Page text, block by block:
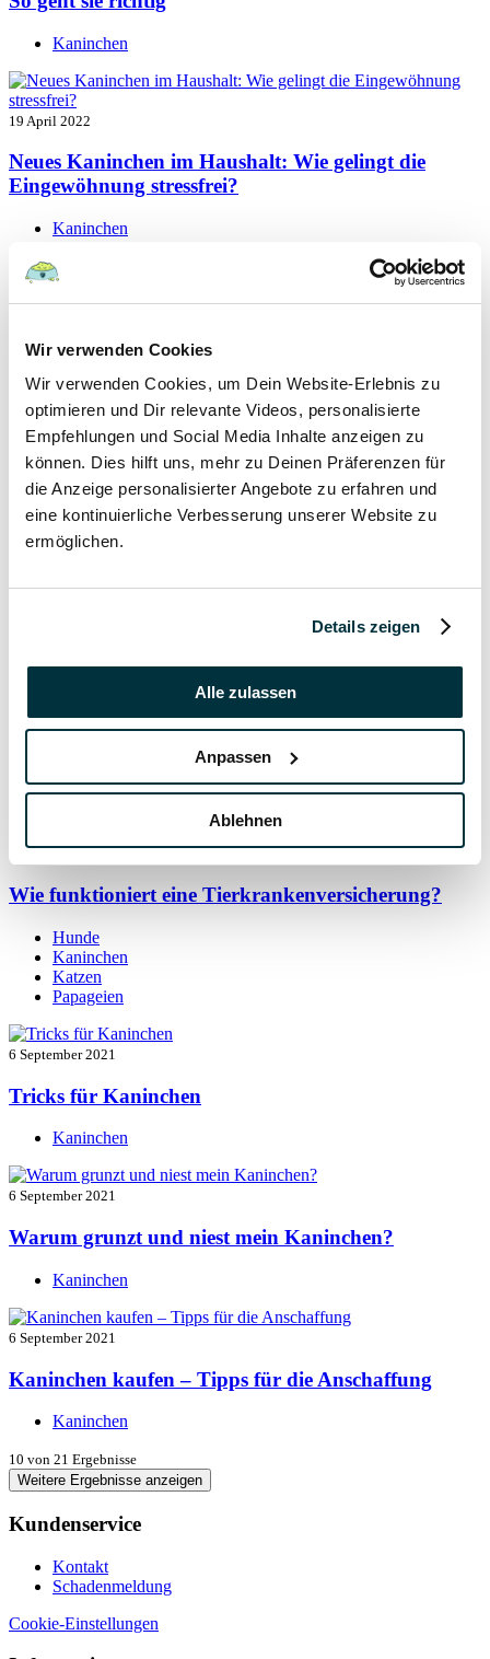
Wir verwenden Cookies
Wir verwenden Cookies, um Dein Website-Erlebnis zu
optimieren und Dir relevante Videos, personalisierte
Empfehlungen und Social Media Inhalte anzeigen zu
können. Dies hilft uns, mehr zu Deinen Präferenzen für
die Anzeige personalisierter Angebote zu erfahren und
eine kontinuierliche Verbesserung unserer Website zu
ermöglichen.
Details zeigen
Alle zulassen
Anpassen
Ablehnen
Kaninchen
19 April 2022
Neues Kaninchen im Haushalt: Wie gelingt die
Eingewöhnung stressfrei?
Kaninchen
19 September 2021
Kaninchen
Katzen
Papageien
7 September 2021
Hygieneregeln beim Tierarzt für Mensch und Tier
Kaninchen
Kaninchen beschäftigen: so bleibt der Alltag
Kaninchen
7 September 2021
Wie funktioniert eine Tierkrankenversicherung?
Hunde
Kaninchen
Katzen
Papageien
6 September 2021
Tricks für Kaninchen
Kaninchen
6 September 2021
Warum grunzt und niest mein Kaninchen?
Kaninchen
6 September 2021
Kaninchen kaufen – Tipps für die Anschaffung
Kaninchen
10 von 21 Ergebnisse
Weitere Ergebnisse anzeigen
Kundenservice
Kontakt
Schadenmeldung
Cookie-Einstellungen